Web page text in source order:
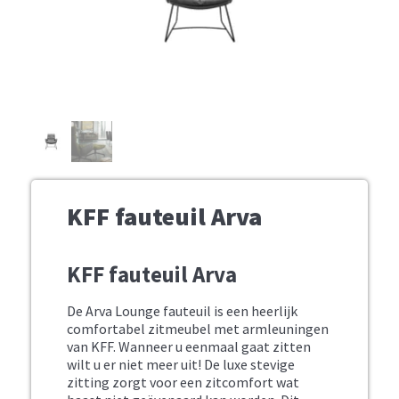
KFF fauteuil Arva
KFF fauteuil Arva
De Arva Lounge fauteuil is een heerlijk
comfortabel zitmeubel met armleuningen
van KFF. Wanneer u eenmaal gaat zitten
wilt u er niet meer uit! De luxe stevige
zitting zorgt voor een zitcomfort wat